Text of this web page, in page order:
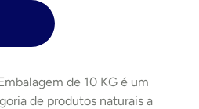
de 10 KG é um
de produtos naturais a